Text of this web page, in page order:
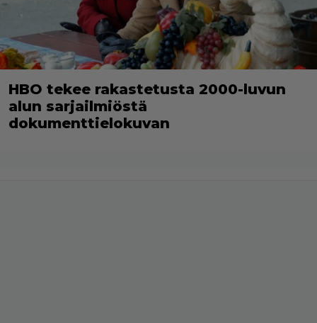
HBO tekee rakastetusta 2000-luvun
alun sarjailmiöstä
dokumenttielokuvan